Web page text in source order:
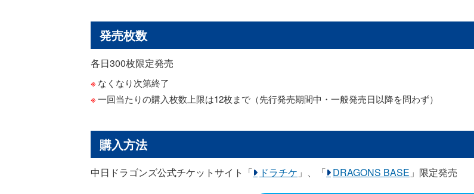
発売枚数
各日300枚限定発売
なくなり次第終了
一回当たりの購入枚数上限は12枚まで（先行発売期間中・一般発売日以降を問わず）
購入方法
中日ドラゴンズ公式チケットサイト「 ドラチケ 」、「 DRAGONS BASE 」限定発売